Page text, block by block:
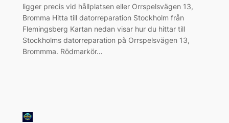
ligger precis vid hållplatsen eller Orrspelsvägen 13,
Bromma Hitta till datorreparation Stockholm från
Flemingsberg Kartan nedan visar hur du hittar till
Stockholms datorreparation på Orrspelsvägen 13,
Brommma. Rödmarkör…